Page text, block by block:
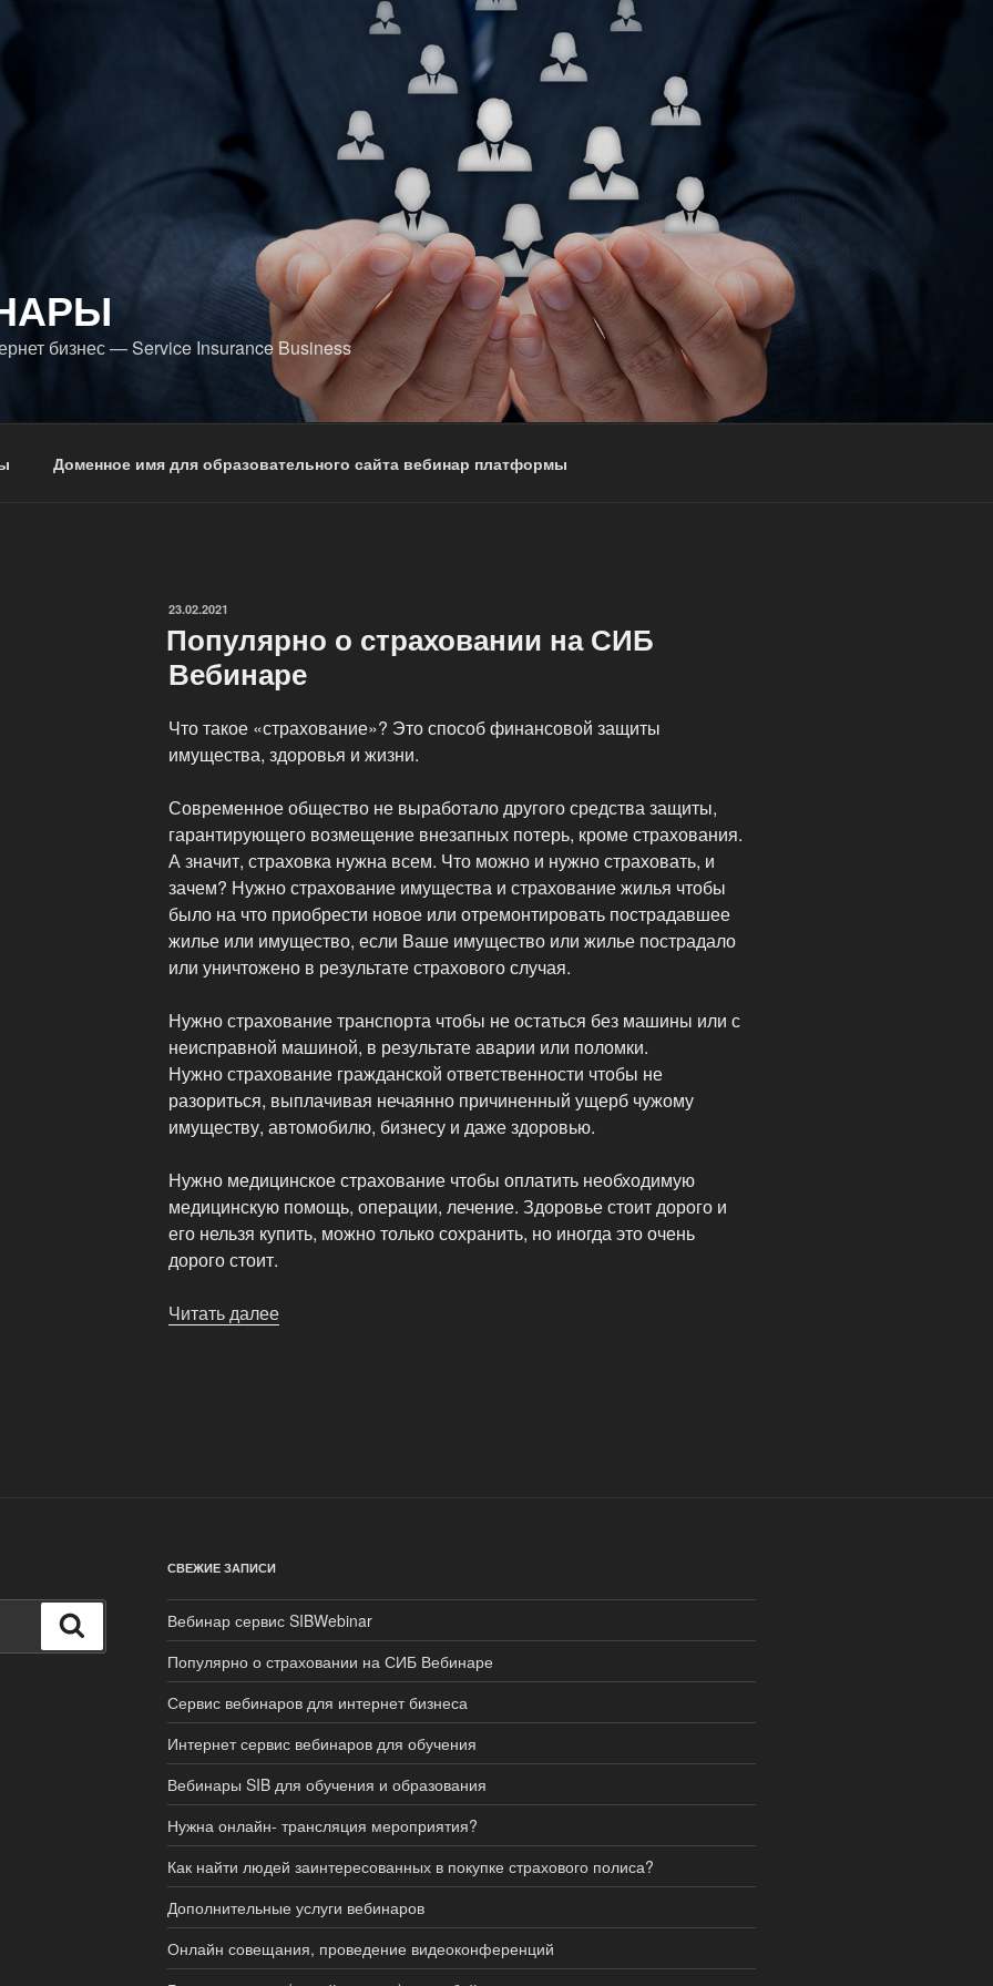
бизнес — Service Insurance Business
Доменное имя для образовательного сайта вебинар платформы
ОПУБЛИКОВАНО
23.02.2021
Популярно о страховании на СИБ
Вебинаре
Что такое «страхование»? Это способ финансовой защиты
имущества, здоровья и жизни.
Современное общество не выработало другого средства защиты,
гарантирующего возмещение внезапных потерь, кроме страхования.
А значит, страховка нужна всем. Что можно и нужно страховать, и
зачем? Нужно страхование имущества и страхование жилья чтобы
было на что приобрести новое или отремонтировать пострадавшее
жилье или имущество, если Ваше имущество или жилье пострадало
или уничтожено в результате страхового случая.
Нужно страхование транспорта чтобы не остаться без машины или с
неисправной машиной, в результате аварии или поломки.
Нужно страхование гражданской ответственности чтобы не
разориться, выплачивая нечаянно причиненный ущерб чужому
имуществу, автомобилю, бизнесу и даже здоровью.
Нужно медицинское страхование чтобы оплатить необходимую
медицинскую помощь, операции, лечение. Здоровье стоит дорого и
его нельзя купить, можно только сохранить, но иногда это очень
дорого стоит.
Читать далее«Популярно
СВЕЖИЕ ЗАПИСИ
Вебинар сервис SIBWebinar
Популярно о страховании на СИБ Вебинаре
Сервис вебинаров для интернет бизнеса
Интернет сервис вебинаров для обучения
Вебинары SIB для обучения и образования
Нужна онлайн- трансляция мероприятия?
Как найти людей заинтересованных в покупке страхового полиса?
Дополнительные услуги вебинаров
Онлайн совещания, проведение видеоконференций